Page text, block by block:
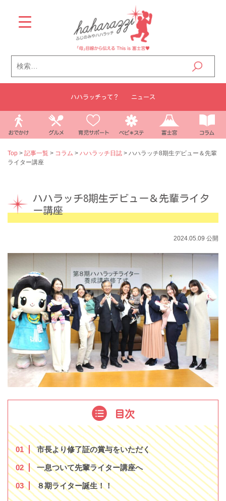
content
ハハラッチって？ ニュース
索:
Top > 記事一覧 > コラム > ハハラッチ日誌 > ハハラッチ8期生デビュー＆先輩
ライター講座
ハハラッチ8期生デビュー＆先輩ライタ
ー講座
2024.05.09 公開
目次
1 市長より修了証の賞与をいただく
2 一息ついて先輩ライター講座へ
3 ８期ライター誕生！！